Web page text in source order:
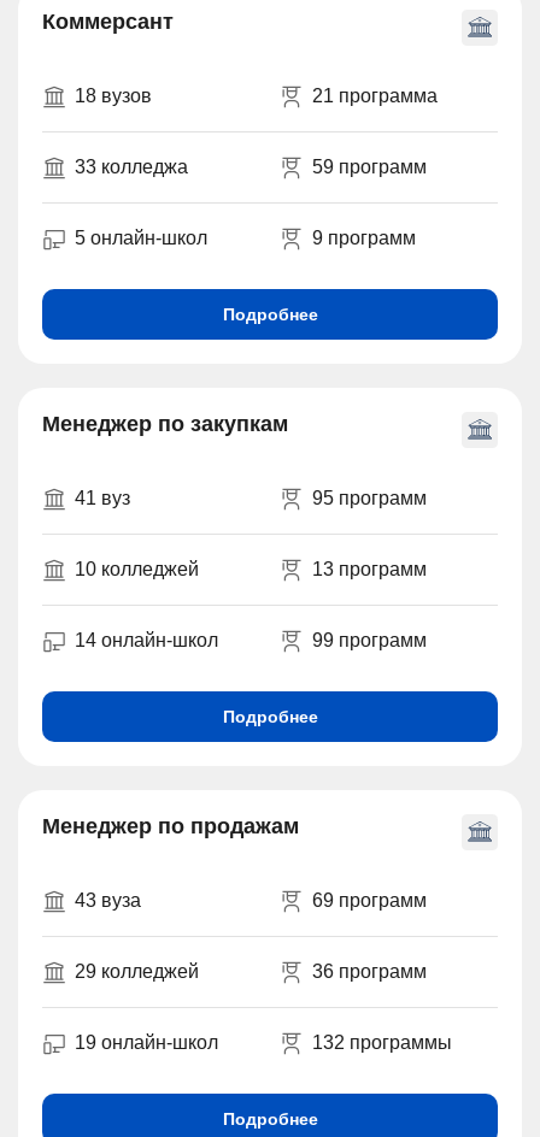
Коммерсант
18 вузов 21 программа
33 колледжа 59 программ
5 онлайн-школ 9 программ
Подробнее
Менеджер по закупкам
41 вуз 95 программ
10 колледжей 13 программ
14 онлайн-школ 99 программ
Подробнее
Менеджер по продажам
43 вуза 69 программ
29 колледжей 36 программ
19 онлайн-школ 132 программы
Подробнее